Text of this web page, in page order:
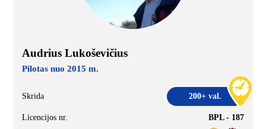
Audrius Lukoševičius
Pilotas nuo 2015 m.
Skrida 200+ val.
Licencijos nr.
BPL - 187